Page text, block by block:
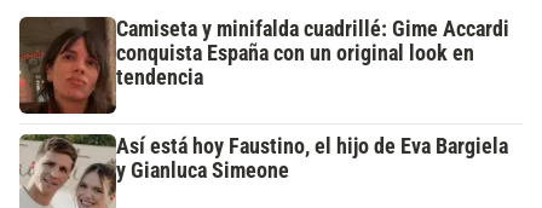
Camiseta y minifalda cuadrillé: Gime Accardi
conquista España con un original look en
tendencia
Así está hoy Faustino, el hijo de Eva Bargiela
y Gianluca Simeone